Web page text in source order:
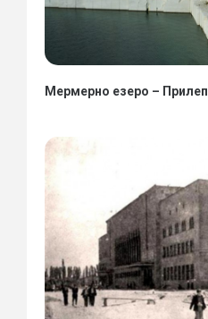
Мермерно езеро – Прилеп